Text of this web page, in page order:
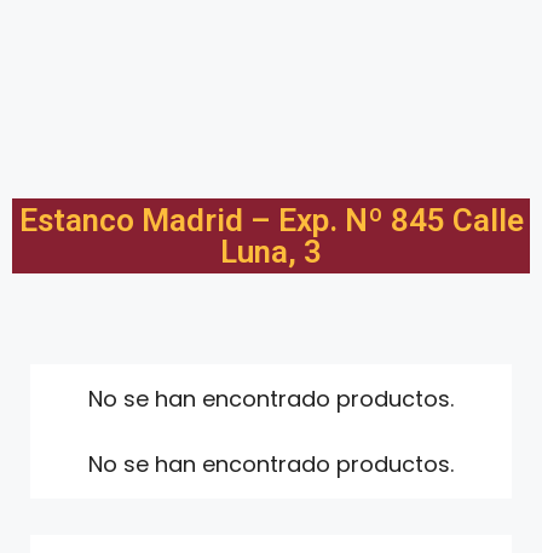
Estanco Madrid – Exp. Nº 845 Calle
Luna, 3
No se han encontrado productos.
No se han encontrado productos.